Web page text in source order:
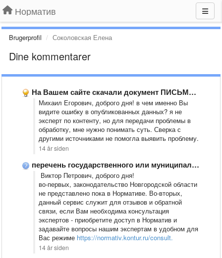
Норматив
Brugerprofil Соколовская Елена
Dine kommentarer
На Вашем сайте скачали документ ПИСЬМО от 26 января 2012 …
Михаил Егорович, доброго дня! в чем именно Вы
видите ошибку в опубликованных данных? я не
эксперт по контенту, но для передачи проблемы в
обработку, мне нужно понимать суть. Сверка с
другими источниками не помогла выявить проблему.
14 år siden
перечень государственного или муниципального имущества, предназначенного для передачи во владение …
Виктор Петрович, доброго дня!
во-первых, законодательство Новгородской области
не представлено пока в Нормативе. Во-вторых,
данный сервис служит для отзывов и обратной
связи, если Вам необходима консультация
экспертов - приобретите доступ в Норматив и
задавайте вопросы нашим экспертам в удобном для
Вас режиме https://normativ.kontur.ru/consult.
14 år siden